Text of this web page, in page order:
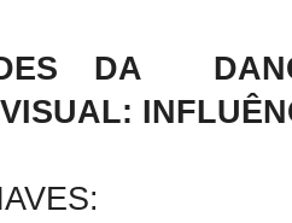
DA
VISUAL: